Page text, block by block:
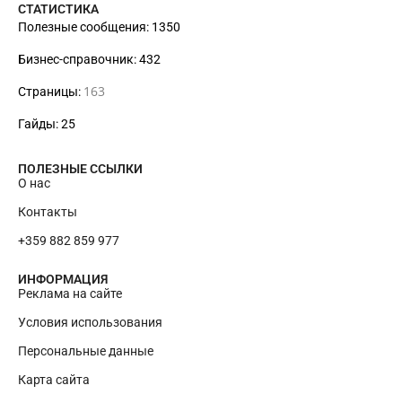
СТАТИСТИКА
Полезные сообщения: 1350
Бизнес-справочник: 432
Страницы: 163
Гайды: 25
ПОЛЕЗНЫЕ ССЫЛКИ
О нас
Контакты
+359 882 859 977
ИНФОРМАЦИЯ
Реклама на сайте
Условия использования
Персональные данные
Карта сайта